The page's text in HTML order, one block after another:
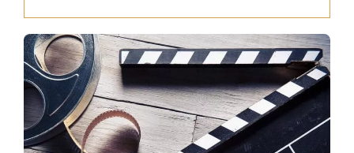
Press
News
Login